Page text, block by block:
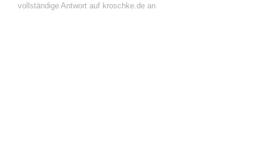
vollständige Antwort auf kroschke.de an